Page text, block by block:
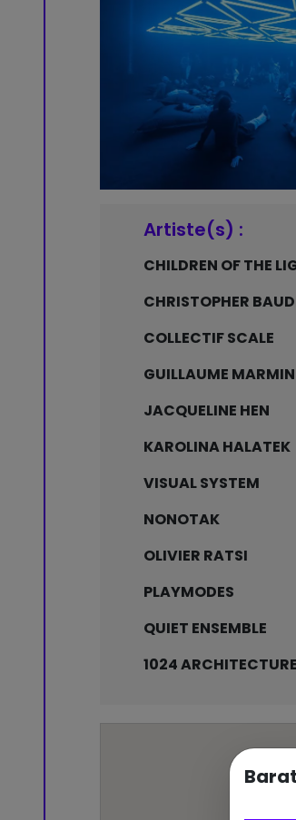
Artiste(s) :
CHILDREN OF THE
CHRISTOPHER
COLLECTIF SCALE
GUILLAUME MARMIN
JACQUELINE HEN
KAROLINA HALATEK
VISUAL SYSTEM
NONOTAK
OLIVIER RATSI
PLAYMODES
QUIET ENSEMBLE
1024 ARCHITECTURE